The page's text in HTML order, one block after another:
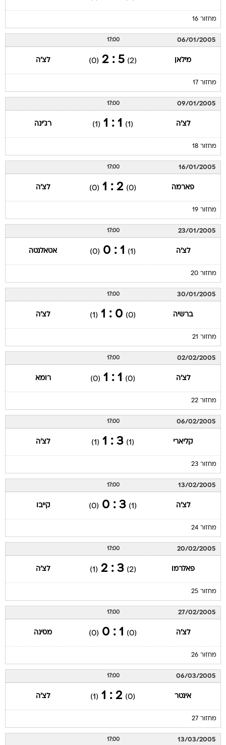
מחזור 16
06/01/2005
17:00
מילאן (2)
5 : 2
(0) לצ'ה
מחזור 17
09/01/2005
17:00
לצ'ה (1)
1 : 1
(1) רג'ינה
מחזור 18
16/01/2005
17:00
פארמה (0)
2 : 1
(0) לצ'ה
מחזור 19
23/01/2005
17:00
לצ'ה (1)
1 : 0
(0) אטאלנטה
מחזור 20
30/01/2005
17:00
ברשיה (0)
0 : 1
(1) לצ'ה
מחזור 21
02/02/2005
17:00
לצ'ה (0)
1 : 1
(0) רומא
מחזור 22
06/02/2005
17:00
קליארי (1)
3 : 1
(1) לצ'ה
מחזור 23
13/02/2005
17:00
לצ'ה (1)
3 : 0
(0) קייבו
מחזור 24
20/02/2005
17:00
פאלרמו (2)
3 : 2
(1) לצ'ה
מחזור 25
27/02/2005
17:00
לצ'ה (0)
1 : 0
(0) מסינה
מחזור 26
06/03/2005
17:00
אינטר (0)
2 : 1
(1) לצ'ה
מחזור 27
13/03/2005
17:00